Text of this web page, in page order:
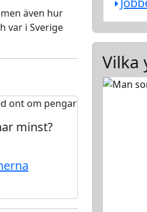
även hur
var i Sverige
minst?
Vilka